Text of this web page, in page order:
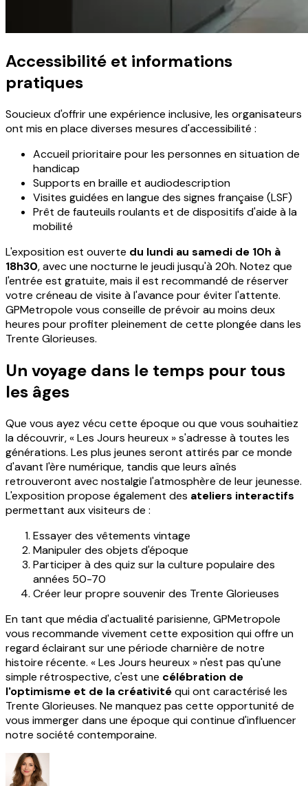
Accessibilité et informations
pratiques
Soucieux d'offrir une expérience inclusive, les organisateurs
ont mis en place diverses mesures d'accessibilité :
Accueil prioritaire pour les personnes en situation de
handicap
Supports en braille et audiodescription
Visites guidées en langue des signes française (LSF)
Prêt de fauteuils roulants et de dispositifs d'aide à la
mobilité
L'exposition est ouverte du lundi au samedi de 10h à
18h30, avec une nocturne le jeudi jusqu'à 20h. Notez que
l'entrée est gratuite, mais il est recommandé de réserver
votre créneau de visite à l'avance pour éviter l'attente.
GPMetropole vous conseille de prévoir au moins deux
heures pour profiter pleinement de cette plongée dans les
Trente Glorieuses.
Un voyage dans le temps pour tous
les âges
Que vous ayez vécu cette époque ou que vous souhaitiez
la découvrir, « Les Jours heureux » s'adresse à toutes les
générations. Les plus jeunes seront attirés par ce monde
d'avant l'ère numérique, tandis que leurs aînés
retrouveront avec nostalgie l'atmosphère de leur jeunesse.
L'exposition propose également des ateliers interactifs
permettant aux visiteurs de :
Essayer des vêtements vintage
Manipuler des objets d'époque
Participer à des quiz sur la culture populaire des
années 50-70
Créer leur propre souvenir des Trente Glorieuses
En tant que média d'actualité parisienne, GPMetropole
vous recommande vivement cette exposition qui offre un
regard éclairant sur une période charnière de notre
histoire récente. « Les Jours heureux » n'est pas qu'une
simple rétrospective, c'est une célébration de
l'optimisme et de la créativitéqui ont caractérisé les
Trente Glorieuses. Ne manquez pas cette opportunité de
vous immerger dans une époque qui continue d'influencer
notre société contemporaine.